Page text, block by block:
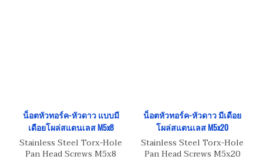
น็อตหัวทอร์ค-หัวดาว แบบมี
เดือยโผล่สแตนเลส M5x8
Stainless Steel Torx-Hole
Pan Head Screws M5x8
น็อตหัวทอร์ค-หัวดาว มีเดือย
โผล่สแตนเลส M5x20
Stainless Steel Torx-Hole
Pan Head Screws M5x20